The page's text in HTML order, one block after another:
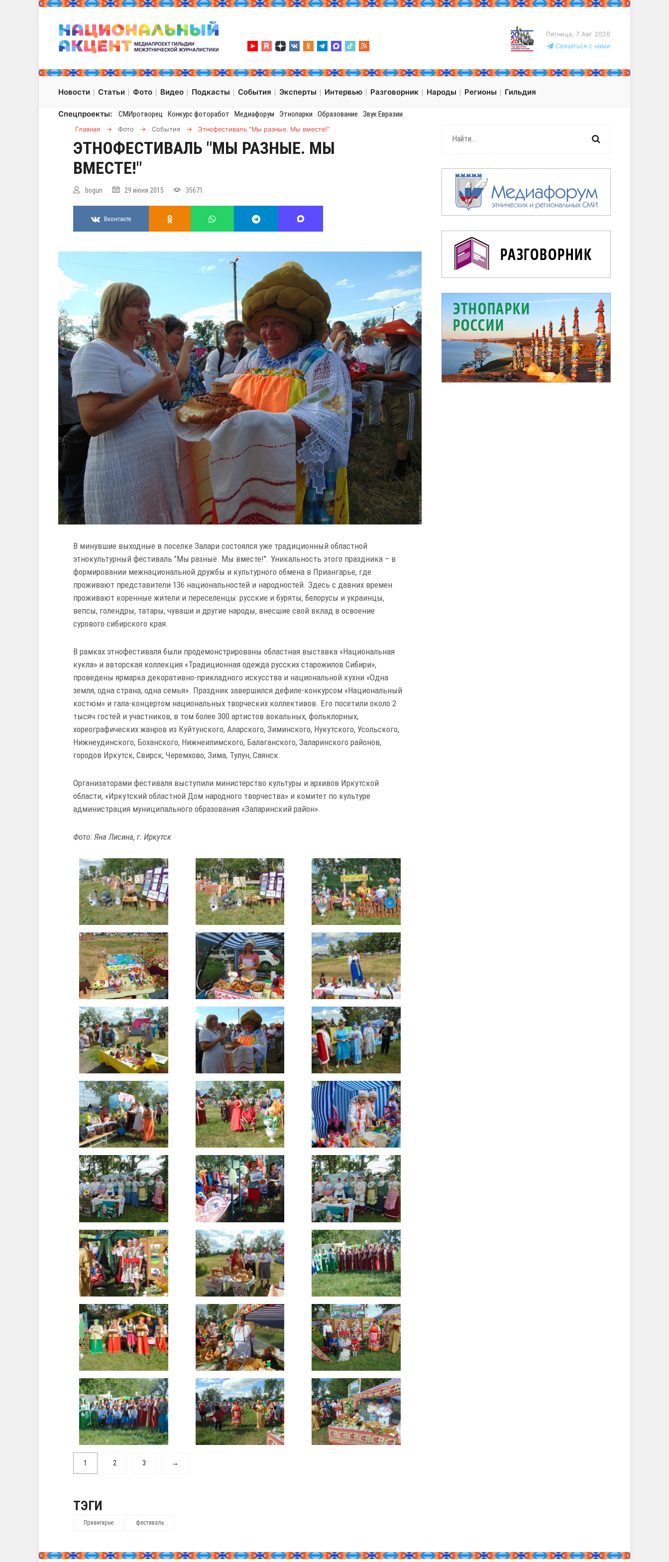
Пятница, 7 Авг 2026
Связаться с нами
Новости Статьи Фото Видео Подкасты События Эксперты Интервью Разговорник Народы Регионы Гильдия
Спецпроекты: СМИротворец Конкурс фоторабот Медиафорум Этнопарки Образование Звук Евразии
Главная → Фото → События → Этнофестиваль "Мы разные. Мы вместе!"
ЭТНОФЕСТИВАЛЬ "МЫ РАЗНЫЕ. МЫ
ВМЕСТЕ!"
bogun 29 июня 2015 35671
Вконтакте
В минувшие выходные в поселке Залари состоялся уже традиционный областной
этнокультурный фестиваль "Мы разные. Мы вместе!". Уникальность этого праздника – в
формировании межнациональной дружбы и культурного обмена в Приангарье, где
проживают представители 136 национальностей и народностей. Здесь с давних времен
проживают коренные жители и переселенцы: русские и буряты, белорусы и украинцы,
вепсы, голендры, татары, чуваши и другие народы, внесшие свой вклад в освоение
сурового сибирского края.
В рамках этнофестиваля были продемонстрированы областная выставка «Национальная
кукла» и авторская коллекция «Традиционная одежда русских старожилов Сибири»,
проведены ярмарка декоративно-прикладного искусства и национальной кухни «Одна
земля, одна страна, одна семья». Праздник завершился дефиле-конкурсом «Национальный
костюм» и гала-концертом национальных творческих коллективов. Его посетили около 2
тысяч гостей и участников, в том более 300 артистов вокальных, фольклорных,
хореографических жанров из Куйтунского, Аларского, Зиминского, Нукутского, Усольского,
Нижнеудинского, Боханского, Нижнеилимского, Балаганского, Заларинского районов,
городов Иркутск, Свирск, Черемхово, Зима, Тулун, Саянск.
Организаторами фестиваля выступили министерство культуры и архивов Иркутской
области, «Иркутский областной Дом народного творчества» и комитет по культуре
администрация муниципального образования «Заларинский район».
Фото: Яна Лисина, г. Иркутск
1 2 3 →
ТЭГИ
Приангарье фестиваль